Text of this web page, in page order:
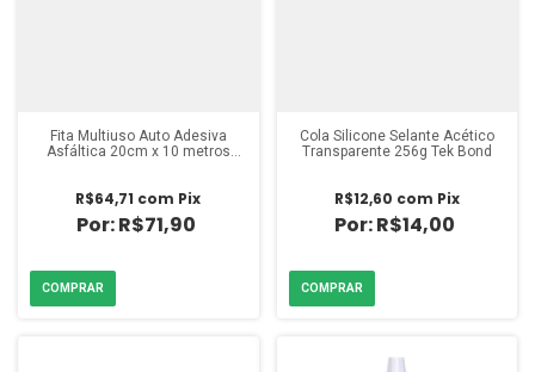
Fita Multiuso Auto Adesiva
Asfáltica 20cm x 10 metros
R$71,90
R$64,71 com Pix
Cola Silicone Selante Acético
Transparente 256g Tek Bond
R$14,00
R$12,60 com Pix